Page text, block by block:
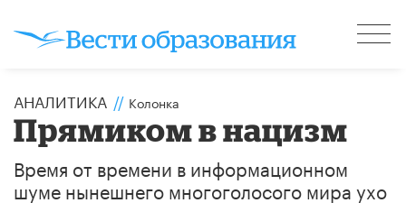
АНАЛИТИКА // Колонка
Прямиком в нацизм
Время от времени в информационном
шуме нынешнего многоголосого мира ухо